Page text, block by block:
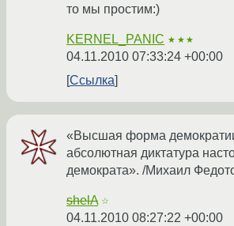
то мы простим:)
KERNEL_PANIC ★★★
04.11.2010 07:33:24 +00:00
Ссылка
«Высшая форма
абсолютная диктатура
демократа». /Михаил
shelA ☆
04.11.2010 08:27:22 +00:00